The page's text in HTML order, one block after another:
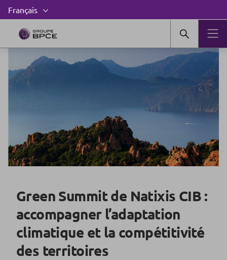
Green Summit de Natixis CIB :
accompagner l’adaptation
climatique et la compétitivité
des territoires